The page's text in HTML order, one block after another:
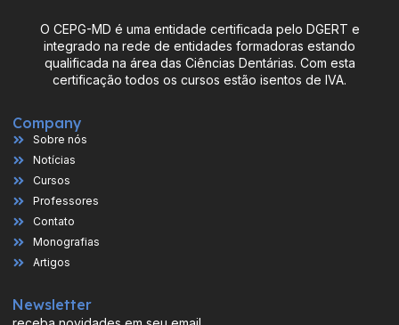
O CEPG-MD é uma entidade certificada pelo DGERT e
integrado na rede de entidades formadoras estando
qualificada na área das Ciências Dentárias. Com esta
certificação todos os cursos estão isentos de IVA.
Company
Sobre nós
Notícias
Cursos
Professores
Contato
Monografias
Artigos
Newsletter